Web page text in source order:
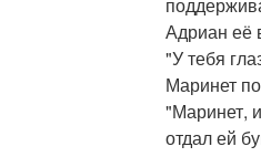
Адриан её
"У тебя
Маринет
"Маринет,
отдал ей